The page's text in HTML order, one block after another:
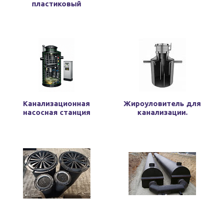
пластиковый
Канализационная
насосная станция
Жироуловитель для
канализации.